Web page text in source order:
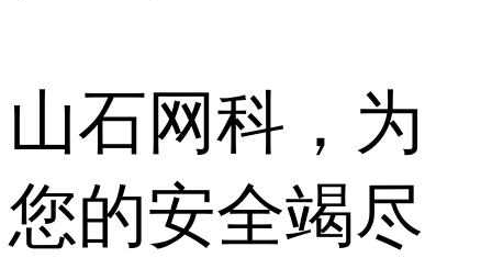
山石网科，为
您的安全竭尽